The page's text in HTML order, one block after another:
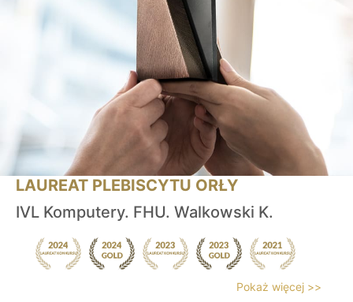
LAUREAT PLEBISCYTU ORŁY
IVL Komputery. FHU. Walkowski K.
Pokaż więcej >>